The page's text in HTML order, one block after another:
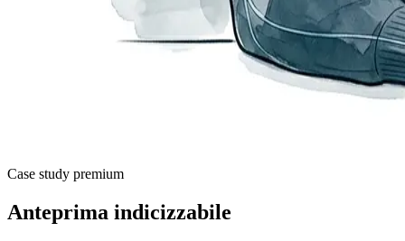
Case study premium
Anteprima indicizzabile